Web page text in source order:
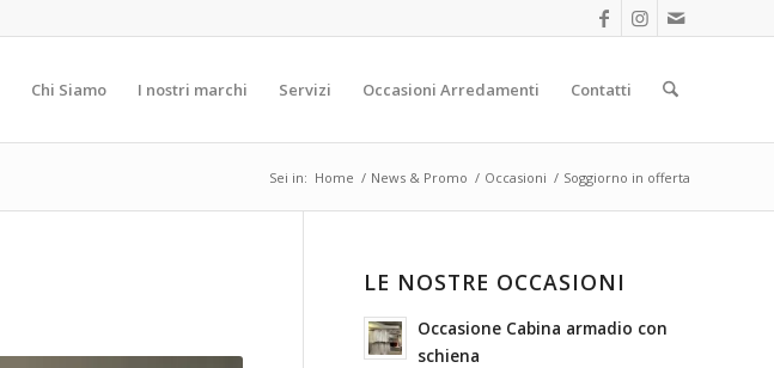
Chi Siamo I nostri marchi Servizi Occasioni Arredamenti Contatti
Sei in: Home / News & Promo / Occasioni / Soggiorno in offerta
LE NOSTRE OCCASIONI
Occasione Cabina armadio con
schiena